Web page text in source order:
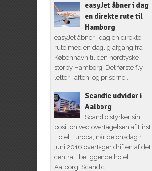
easyJet åbner i dag
en direkte rute til
Hamborg
easyJet åbner i dag en direkte
rute med en daglig afgang fra
København til den nordtyske
storby Hamborg. Det første fly
letter i aften, og priserne...
Scandic udvider i
Aalborg
Scandic styrker sin
position ved overtagelsen af First
Hotel Europa, når de onsdag 1.
juni 2016 overtager driften af det
centralt beliggende hotel i
Aalborg. Scandic...